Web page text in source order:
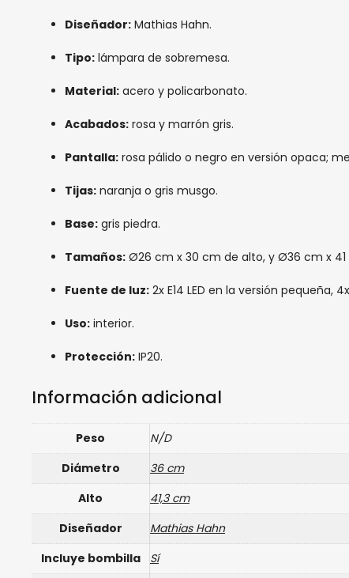
Diseñador: Mathias Hahn.
Tipo: lámpara de sobremesa.
Material: acero y policarbonato.
Acabados: rosa y marrón gris.
Pantalla: rosa pálido o negro en versión opaca;
Tijas: naranja o gris musgo.
Base: gris piedra.
Tamaños: Ø26 cm x 30 cm de alto, y Ø36 cm x
Fuente de luz: 2x E14 LED en la versión pequeña,
Uso: interior.
Protección: IP20.
Información adicional
Peso
N/D
Diámetro
36 cm
Alto
41,3 cm
Diseñador
Mathias Hahn
Incluye bombilla
Sí